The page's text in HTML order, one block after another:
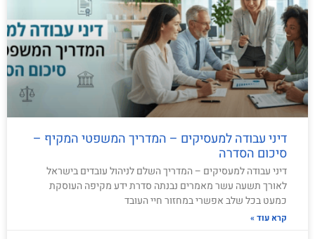
דיני עבודה למעסיקים – המדריך המשפטי המקיף –
סיכום הסדרה
דיני עבודה למעסיקים – המדריך השלם לניהול עובדים בישראל
לאורך תשעה עשר מאמרים נבנתה סדרת ידע מקיפה העוסקת
כמעט בכל שלב אפשרי במחזור חיי העובד
קרא עוד »